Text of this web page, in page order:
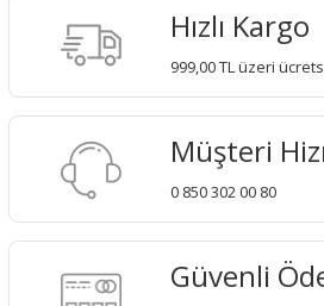
Hızlı Kargo
999,00 TL üzeri
Müşteri
0 850 302 00 80
Güvenli